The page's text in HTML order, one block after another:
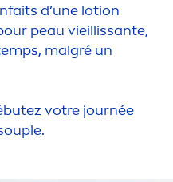
d’une lotion
peau vieillissante,
malgré un
votre journée